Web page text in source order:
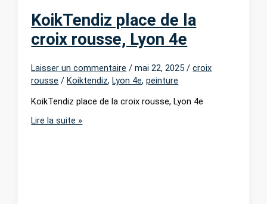
KoikTendiz place de la
croix rousse, Lyon 4e
Laisser un commentaire /mai 22, 2025/croix
rousse /Koiktendiz,Lyon 4e,peinture
KoikTendiz place de la croix rousse, Lyon 4e
KoikTendiz
Lire la suite »